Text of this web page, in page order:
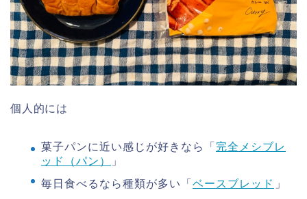
個人的には
菓子パンに近い感じが好きなら「 完全メシブレ
ッド（パン）
」
毎日食べるなら種類が多い「 ベースブレッド 」